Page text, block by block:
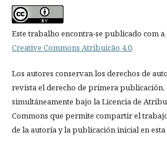
Este trabalho encontra-se publicado com a
Creative Commons Atribuição 4.0.
Los autores conservan los derechos de
revista el derecho de primera publicación,
simultáneamente bajo la Licencia de
Commons que permite compartir el
de la autoría y la publicación inicial en esta